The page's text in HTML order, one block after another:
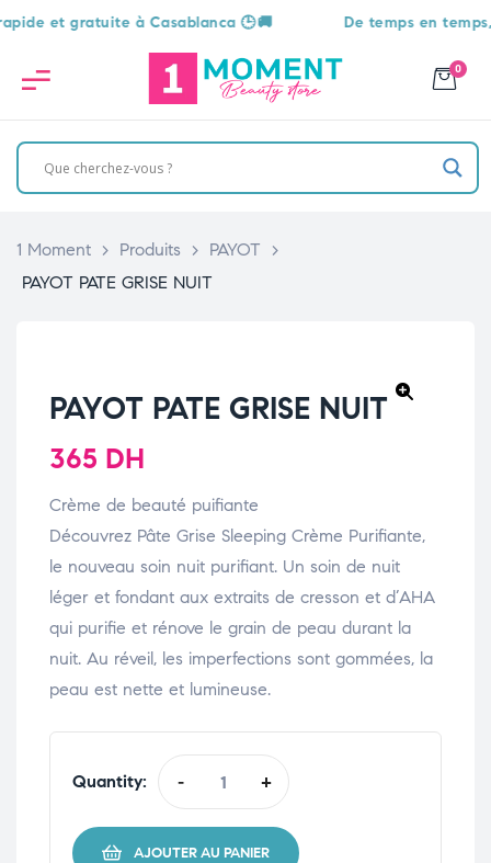
gratuite à Casablanca 🕒🚚 De temps en temps, une
0
1 Moment > Produits > PAYOT
>
PAYOT PATE GRISE NUIT
PAYOT PATE GRISE NUIT
365 DH
Crème de beauté puifiante
Découvrez Pâte Grise Sleeping Crème Purifiante,
le nouveau soin nuit purifiant. Un soin de nuit
léger et fondant aux extraits de cresson et d’AHA
qui purifie et rénove le grain de peau durant la
nuit. Au réveil, les imperfections sont gommées, la
peau est nette et lumineuse.
Quantity: - +
AJOUTER AU PANIER